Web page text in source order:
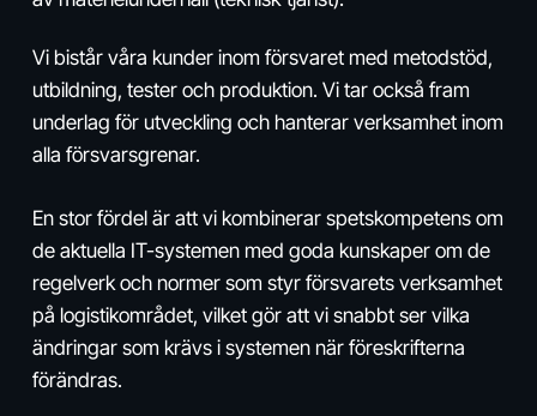
Vi bistår våra kunder inom försvaret med metodstöd,
utbildning, tester och produktion. Vi tar också fram
underlag för utveckling och hanterar verksamhet inom
alla försvarsgrenar.
En stor fördel är att vi kombinerar spetskompetens om
de aktuella IT-systemen med goda kunskaper om de
regelverk och normer som styr försvarets verksamhet
på logistikområdet, vilket gör att vi snabbt ser vilka
ändringar som krävs i systemen när föreskrifterna
förändras.